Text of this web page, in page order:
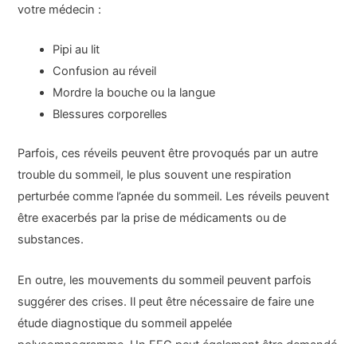
votre médecin :
Pipi au lit
Confusion au réveil
Mordre la bouche ou la langue
Blessures corporelles
Parfois, ces réveils peuvent être provoqués par un autre
trouble du sommeil, le plus souvent une respiration
perturbée comme l’apnée du sommeil. Les réveils peuvent
être exacerbés par la prise de médicaments ou de
substances.
En outre, les mouvements du sommeil peuvent parfois
suggérer des crises. Il peut être nécessaire de faire une
étude diagnostique du sommeil appelée